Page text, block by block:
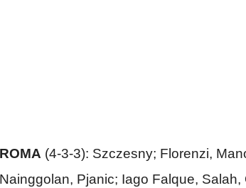
ROMA (4-3-3): Szczesny; Florenzi,
Nainggolan, Pjanic; Iago Falque, Salah,